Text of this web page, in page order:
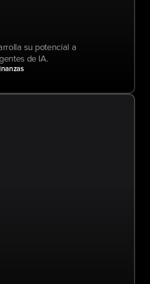
su potencial a
de IA.